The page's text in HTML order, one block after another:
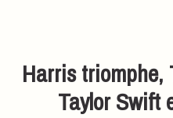
Harris triomphe,
Taylor Swift